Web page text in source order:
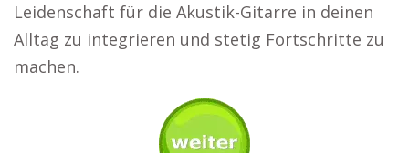
Leidenschaft für die Akustik-Gitarre in deinen
Alltag zu integrieren und stetig Fortschritte zu
machen.